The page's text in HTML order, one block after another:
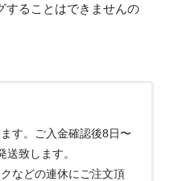
することはできませんの
す。ご入金確認後8日〜
致します。
などの連休にご注文頂